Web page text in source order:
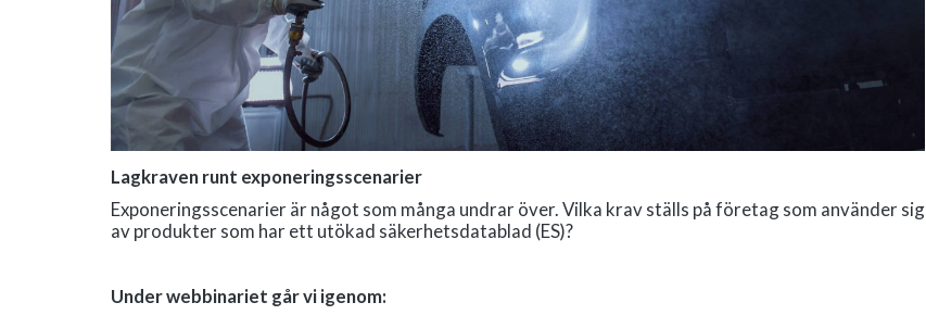
Lagkraven runt exponeringsscenarier
Exponeringsscenarier är något som många undrar över. Vilka krav ställs på företag som använder sig
av produkter som har ett utökad säkerhetsdatablad (ES)?
Under webbinariet går vi igenom: